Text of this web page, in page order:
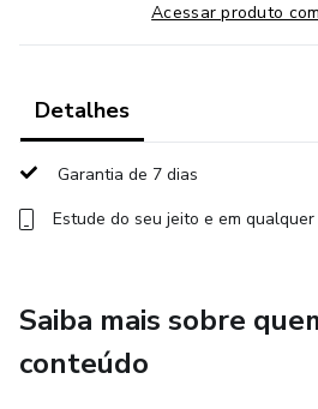
que você desenvolva
competências essenciais para
Ideal para quem deseja se tornar
Acessar produto
Detalhes
Garantia de 7 dias
Estude do seu jeito e em
Saiba mais sobre
conteúdo